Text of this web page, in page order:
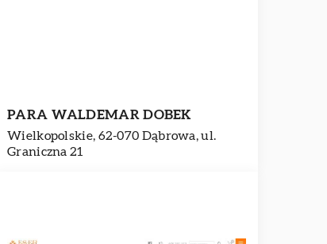
PARA WALDEMAR DOBEK
Wielkopolskie, 62-070 Dąbrowa, ul.
Graniczna 21